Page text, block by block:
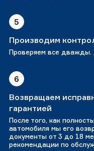
5
Производим
Проверяем все дважды.
6
Возвращаем
гарантией
После того, как
автомобиля мы его
документы от 3 до 18
рекомендации по